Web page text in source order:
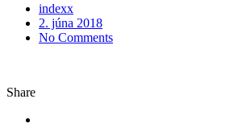
indexx
Posted
on
2. júna 2018
No Comments
Share